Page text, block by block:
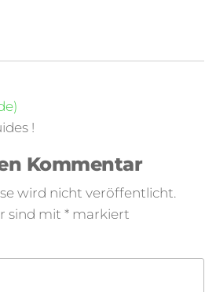
!
Kommentar
wird nicht veröffentlicht.
sind mit * markiert